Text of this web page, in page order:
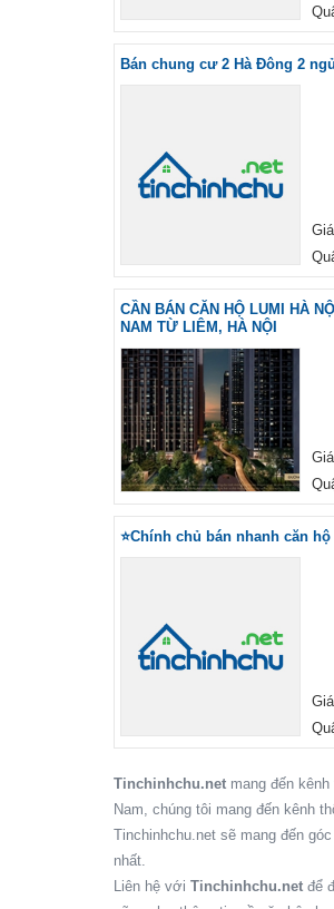
Bán chung cư 2 Hà Đông 2
CẦN BÁN CĂN HỘ LUMI HÀ
NAM TỪ LIÊM, HÀ NỘI
⭐️Chính chủ bán nhanh căn
Tinchinhchu.net mang đến
Nam, chúng tôi mang đến kênh
Tinchinhchu.net sẽ mang đến
nhất.
Liên hệ với Tinchinhchu.net để